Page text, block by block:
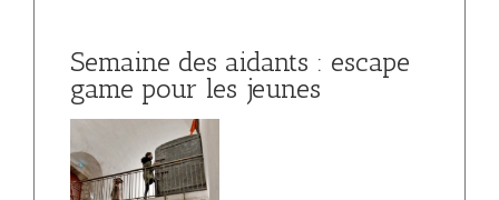
Semaine des aidants : escape
game pour les jeunes